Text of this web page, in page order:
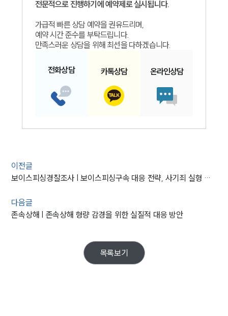
전문적으로 진행하기에 예약제로 실시됩니다.
가급적 빠른 상담 예약을 권유드리며,
예약 시간 준수를 부탁드립니다.
만족스러운 상담을 위해 최선을 다하겠습니다.
전화상담 카톡상담 온라인상담
이전글
보이스피싱경찰조사 | 보이스피싱구속 대응 전략, 사기죄 실형 방어 방법
다음글
존속상해 | 존속상해 형량 감경을 위한 실질적 대응 방안
목록보기